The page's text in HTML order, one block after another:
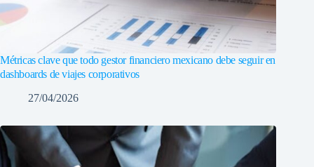
Métricas clave que todo gestor financiero mexicano debe seguir en
dashboards de viajes corporativos
27/04/2026